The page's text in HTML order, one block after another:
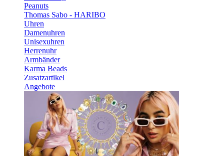
Peanuts
Thomas Sabo - HARIBO
Uhren
Damenuhren
Unisexuhren
Herrenuhr
Armbänder
Karma Beads
Zusatzartikel
Angebote